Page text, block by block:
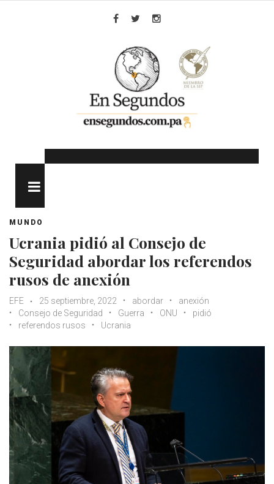
MUNDO
Ucrania pidió al Consejo de
Seguridad abordar los referendos
rusos de anexión
EFE 25 septiembre, 2022 abordar
anexión
Consejo de Seguridad
Guerra ONU
pidió
referendos rusos
Ucrania